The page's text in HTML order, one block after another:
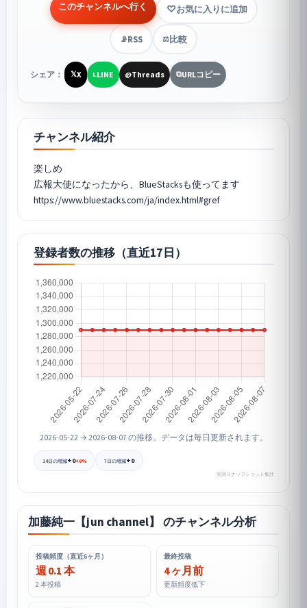
このチャンネルへ行く お気に入りに追加
📡RSS ⚖️比較
シェア： 𝕏X LLINE @Threads ⧉URLコピー
チャンネル紹介
楽しめ
広報大使になったから、BlueStacksも使ってます
https://www.bluestacks.com/ja/index.html#gref
登録者数の推移（直近17日）
2026-05-22 → 2026-08-07 の推移。データは毎日更新されます。
14日の増減+0+0% 7日の増減+0
実測スナップショット集計
加藤純一【jun channel】 のチャンネル分析
投稿頻度（直近6ヶ月）
週 0.1 本
2 本投稿
最終投稿
4 ヶ月前
更新頻度低下